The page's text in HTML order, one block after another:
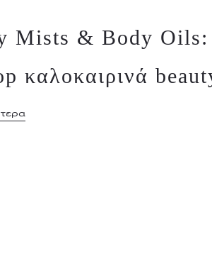
Mists & Body Oils:
καλοκαιρινά